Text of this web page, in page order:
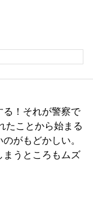
る！それが警察で
たことから始まる
がもどかしい。
まうところもムズ